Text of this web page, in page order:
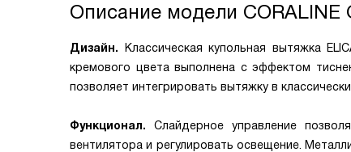
Описание модели CORALINE
Дизайн.
Классическая купольная вытяжка
кремового цвета выполнена с эффектом
позволяет интегрировать вытяжку в
Функционал.Слайдерное управление
вентилятора и регулировать освещение.